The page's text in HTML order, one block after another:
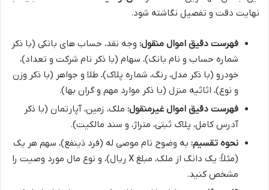
نهایت دقت و تفصیل نگاشته شود.
فهرست دقیق اموال منقول: وجه نقد، حساب های بانکی (با ذکر
شماره حساب و نام بانک)، سهام (با ذکر نام شرکت و تعداد)،
خودرو (با ذکر مدل، رنگ، شماره پلاک)، طلا و جواهر (با ذکر وزن
و نوع)، اثاثیه منزل (با ذکر موارد مهم و گران بها).
فهرست دقیق اموال غیرمنقول: ملک، زمین، آپارتمان (با ذکر
آدرس کامل، پلاک ثبتی، متراژ، و سند مالکیت).
نحوه تقسیم: به وضوح نام موصی له (فرد ذینفع)، سهم هر یک
(مثلاً: یک دانگ از ملک، مبلغ X ریال)، و نوع مال مورد وصیت را
مشخص کنید.